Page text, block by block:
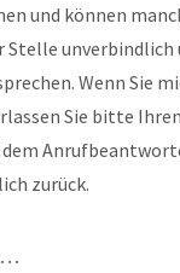
und können
Stelle
Wenn Sie
Sie bitte
zurück.